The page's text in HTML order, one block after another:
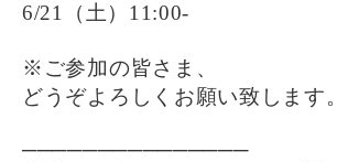
6/21（土）11:00-
※ご参加の皆さま、
どうぞよろしくお願い致します。
───────────────